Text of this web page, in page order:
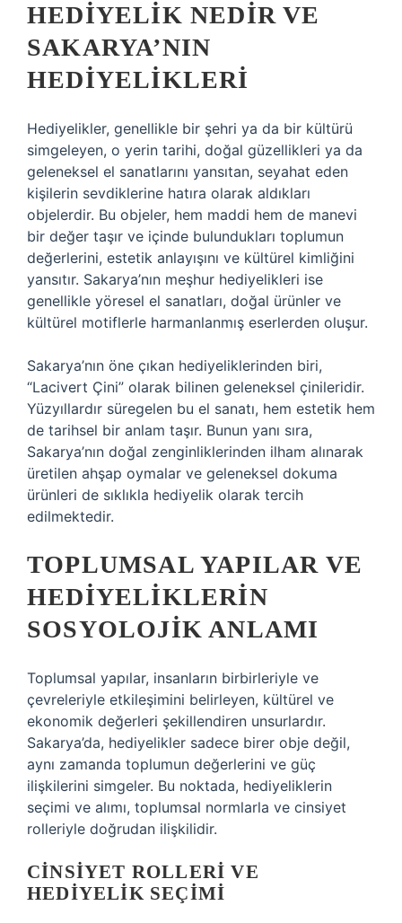
HEDIYELIK NEDIR VE
SAKARYA’NIN
HEDIYELIKLERI
Hediyelikler, genellikle bir şehri ya da bir kültürü
simgeleyen, o yerin tarihi, doğal güzellikleri ya da
geleneksel el sanatlarını yansıtan, seyahat eden
kişilerin sevdiklerine hatıra olarak aldıkları
objelerdir. Bu objeler, hem maddi hem de manevi
bir değer taşır ve içinde bulundukları toplumun
değerlerini, estetik anlayışını ve kültürel kimliğini
yansıtır. Sakarya’nın meşhur hediyelikleri ise
genellikle yöresel el sanatları, doğal ürünler ve
kültürel motiflerle harmanlanmış eserlerden oluşur.
Sakarya’nın öne çıkan hediyeliklerinden biri,
“Lacivert Çini” olarak bilinen geleneksel çinileridir.
Yüzyıllardır süregelen bu el sanatı, hem estetik hem
de tarihsel bir anlam taşır. Bunun yanı sıra,
Sakarya’nın doğal zenginliklerinden ilham alınarak
üretilen ahşap oymalar ve geleneksel dokuma
ürünleri de sıklıkla hediyelik olarak tercih
edilmektedir.
TOPLUMSAL YAPILAR VE
HEDIYELIKLERIN
SOSYOLOJIK ANLAMI
Toplumsal yapılar, insanların birbirleriyle ve
çevreleriyle etkileşimini belirleyen, kültürel ve
ekonomik değerleri şekillendiren unsurlardır.
Sakarya’da, hediyelikler sadece birer obje değil,
aynı zamanda toplumun değerlerini ve güç
ilişkilerini simgeler. Bu noktada, hediyeliklerin
seçimi ve alımı, toplumsal normlarla ve cinsiyet
rolleriyle doğrudan ilişkilidir.
CINSIYET ROLLERI VE
HEDIYELIK SEÇIMI